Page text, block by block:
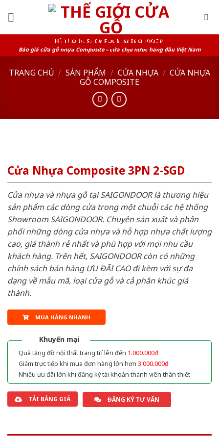
HỆ THỐNG SHOWROOM SAIGONDOOR
Báo giá cửa gỗ nhựa Composite – cửa chịu nước hàng đầu Việt Nam
TRANG CHỦ / SẢN PHẨM / CỬA NHỰA / CỬA NHỰA
GỖ COMPOSITE
Cửa Nhựa Composite 3PN 2-SGD
Cửa nhựa và nhựa gỗ tại SAIGONDOOR là thương hiệu
sản phẩm các dòng cửa trong một chuỗi các hệ thống
Showroom SAIGONDOOR. Chuyên sản xuất và phân
phối những dòng cửa nhựa và hỗ hợp nhựa chất lượng
cao, giá thành rẻ nhất và phù hợp với mọi nhu cầu
khách hàng. Trên hết, SAIGONDOOR còn có những
chính sách bán hàng ƯU ĐÃI CAO đi kèm với sự đa
dạng về mẫu mã, loại cửa gỗ và cả phân khúc giá
thành.
MUA HÀNG NHANH
Khuyến mại
Quà tặng đồ nội thất trang trí lên đến 1.000.000đ
Giảm trực tiếp khi mua đơn hàng lớn hơn 3.000.000đ
Nhiều ưu đãi lớn khi đăng ký tài khoản thành viên thân thiết
TẢI BẢNG GIÁ ĐĂNG KÝ TƯ VẤN